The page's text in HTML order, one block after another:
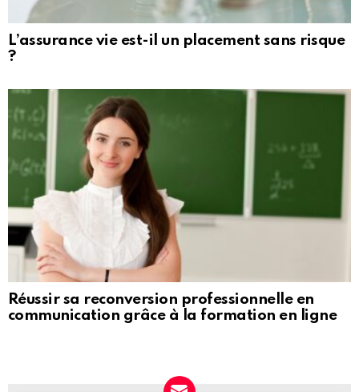
L’assurance vie est-il un placement sans risque
?
Réussir sa reconversion professionnelle en
communication grâce à la formation en ligne